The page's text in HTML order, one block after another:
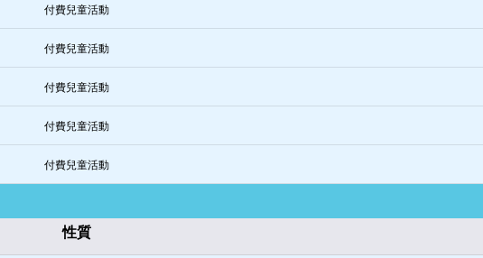
付費兒童活動
付費兒童活動
付費兒童活動
付費兒童活動
付費兒童活動
性質